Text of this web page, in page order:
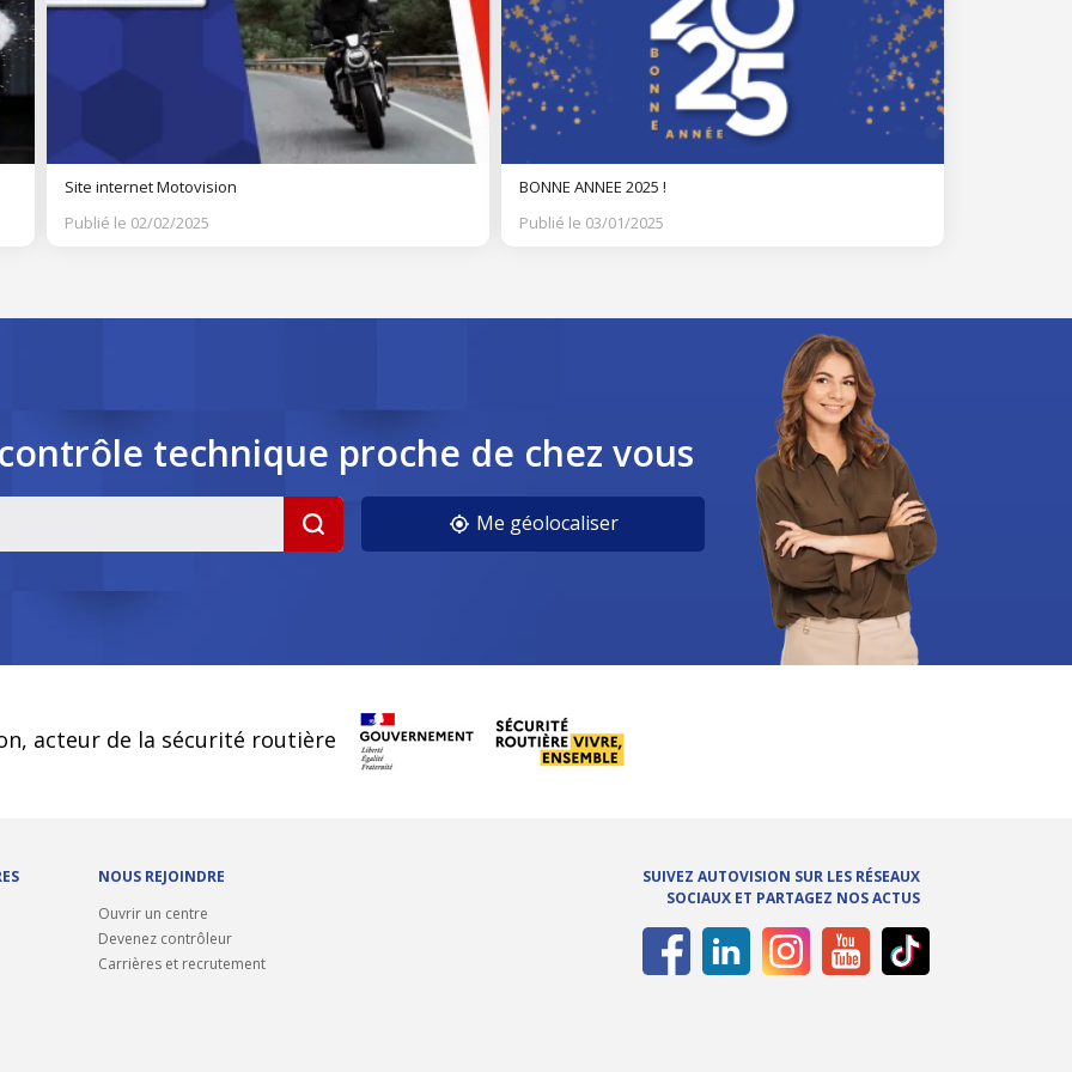
Site internet Motovision
Publié le 02/02/2025
BONNE ANNEE 2025 !
Publié le 03/01/2025
technique proche de chez vous
Me géolocaliser
acteur de la sécurité routière
NOUS REJOINDRE
Ouvrir un centre
Devenez contrôleur
Carrières et recrutement
SUIVEZ AUTOVISION SUR LES RÉSEAUX
SOCIAUX ET PARTAGEZ NOS ACTUS